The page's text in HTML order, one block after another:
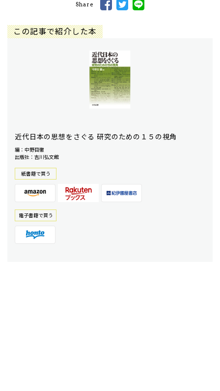
Share
この記事で紹介した本
近代日本の思想をさぐる 研究のための１５の視角
編：中野目徹
出版社：吉川弘文館
紙書籍で買う
電⼦書籍で買う